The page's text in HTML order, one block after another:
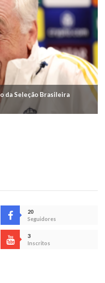
da Seleção Brasileira
20
Seguidores
3
Inscritos